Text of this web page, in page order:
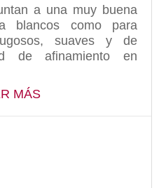
a una muy buena
blancos como para
suaves y de
de afinamiento en
MÁSABOUT GÓMEZ